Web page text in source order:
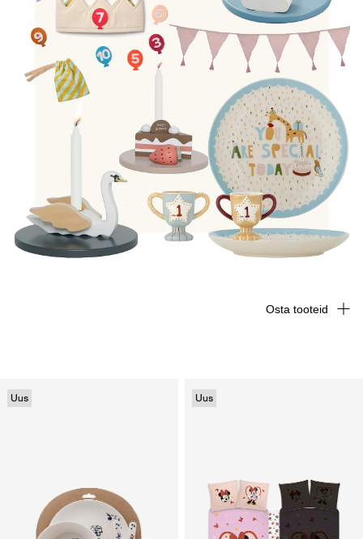
Uus Uus
Osta tooteid